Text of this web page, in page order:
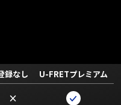
録なし U-FRETプレミアム
×